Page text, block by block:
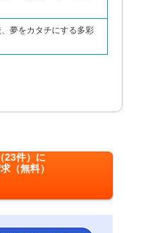
夢をカタチにする多彩
23件）に
（無料）